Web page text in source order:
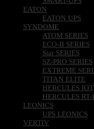
EATON
EATON UPS
SYNDOME
ATOM SERIES
ECO-II SERIES
Star SERIES
SZ-PRO SERIES
EXTREME
TITAN ELITE
HERCULES IOT
HERCULES
LEONICS
UPS LEONICS
VERTIV